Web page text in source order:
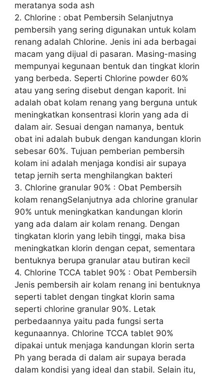
meratanya soda ash
2. Chlorine : obat Pembersih Selanjutnya
pembersih yang sering digunakan untuk kolam
renang adalah Chlorine. Jenis ini ada berbagai
macam yang dijual di pasaran. Masing-masing
mempunyai kegunaan bentuk dan tingkat klorin
yang berbeda. Seperti Chlorine powder 60%
atau yang sering disebut dengan kaporit. Ini
adalah obat kolam renang yang berguna untuk
meningkatkan konsentrasi klorin yang ada di
dalam air. Sesuai dengan namanya, bentuk
obat ini adalah bubuk dengan kandungan klorin
sebesar 60%. Tujuan pemberian pembersih
kolam ini adalah menjaga kondisi air supaya
tetap jernih serta menghilangkan bakteri
3. Chlorine granular 90% : Obat Pembersih
kolam renangSelanjutnya ada chlorine granular
90% untuk meningkatkan kandungan klorin
yang ada dalam air kolam renang. Dengan
tingkatan klorin yang lebih tinggi, maka bisa
meningkatkan klorin dengan cepat, sementara
bentuknya berupa granular atau butiran kecil
4. Chlorine TCCA tablet 90% : Obat Pembersih
Jenis pembersih air kolam renang ini bentuknya
seperti tablet dengan tingkat klorin sama
seperti chlorine granular 90%. Letak
perbedaannya yaitu pada fungsi serta
kegunaannya. Chlorine TCCA tablet 90%
dipakai untuk menjaga kandungan klorin serta
Ph yang berada di dalam air supaya berada
dalam kondisi yang ideal dan stabil. Selain itu,